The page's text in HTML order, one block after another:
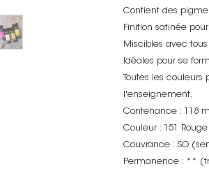
Contient des
Finition satinée
Miscibles avec
Idéales pour se
Toutes les
l'enseignement.
Contenance : 118 ml
Couleur : 151
Couvrance : SO
Permanence : **